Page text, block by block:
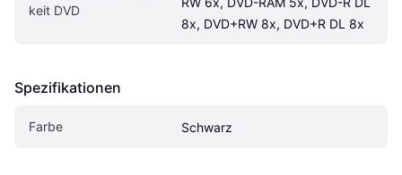
keit DVD
8x, DVD+RW 8x, DVD+R DL 8x
Spezifikationen
Farbe Schwarz